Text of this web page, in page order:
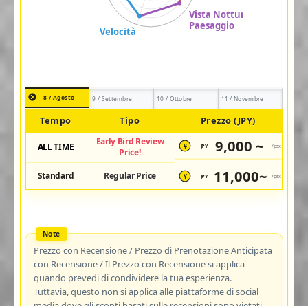
8 / Agosto 9 / Settembre 10 / Ottobre 11 / Novembre
Tempo Tipo Prezzo (JPY)
ALL TIME
Early Bird Review
Price!
¥ JPY 9,000 ~ /pax
Standard Regular Price ¥ JPY 11,000~ /pax
Prezzo con Recensione / Prezzo di Prenotazione Anticipata
con Recensione / Il Prezzo con Recensione si applica
quando prevedi di condividere la tua esperienza.
Tuttavia, questo non si applica alle piattaforme di social